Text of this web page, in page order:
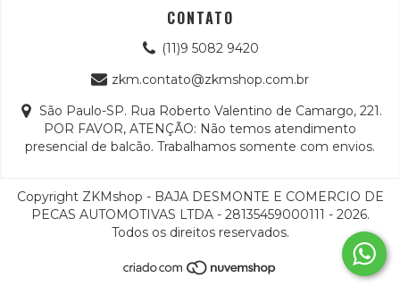
CONTATO
(11)9 5082 9420
zkm.contato@zkmshop.com.br
São Paulo-SP. Rua Roberto Valentino de Camargo, 221.
POR FAVOR, ATENÇÃO: Não temos atendimento
presencial de balcão. Trabalhamos somente com envios.
Copyright ZKMshop - BAJA DESMONTE E COMERCIO DE
PECAS AUTOMOTIVAS LTDA - 28135459000111 - 2026.
Todos os direitos reservados.